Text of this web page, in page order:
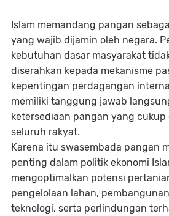
Islam memandang pangan
yang wajib dijamin oleh negara.
kebutuhan dasar masyarakat
diserahkan kepada mekanisme
kepentingan perdagangan
memiliki tanggung jawab
ketersediaan pangan yang
seluruh rakyat.
Karena itu swasembada pangan
penting dalam politik ekonomi
mengoptimalkan potensi
pengelolaan lahan,
teknologi, serta perlindungan